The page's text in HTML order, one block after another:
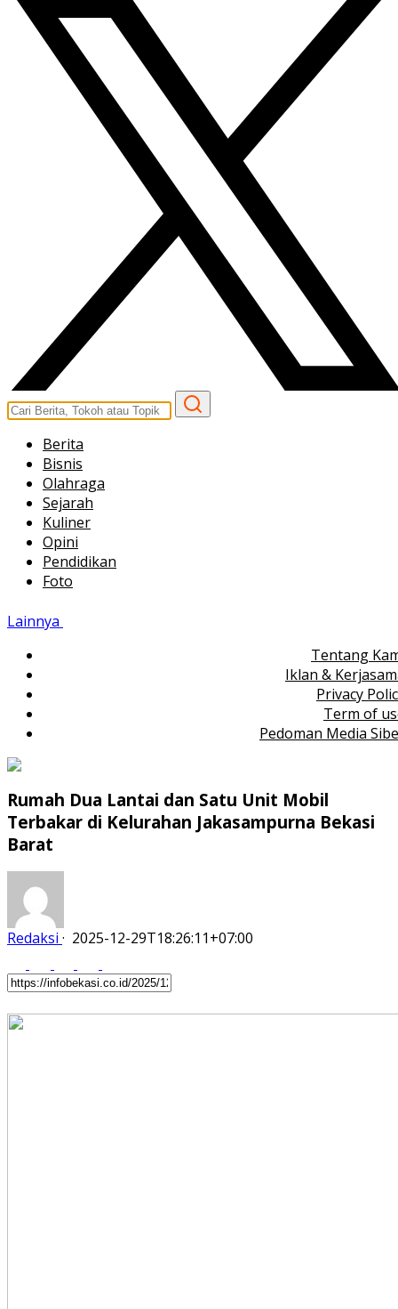
Berita
Bisnis
Olahraga
Sejarah
Kuliner
Opini
Pendidikan
Foto
Lainnya
Tentang
Iklan &
Privacy
Term of
Pedoman Media
Rumah Dua Lantai dan Satu Unit Mobil
Terbakar di Kelurahan Jakasampurna Bekasi
Barat
Redaksi · 2025-12-29T18:26:11+07:00